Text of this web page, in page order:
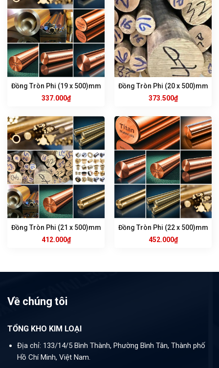
Đồng Tròn Phi (19 x 500)mm
337.000₫
Đồng Tròn Phi (20 x 500)mm
373.500₫
Đồng Tròn Phi (21 x 500)mm
412.000₫
Đồng Tròn Phi (22 x 500)mm
452.000₫
Về chúng tôi
TỔNG KHO KIM LOẠI
Địa chỉ: 133/14/5 Bình Thành, Phường Bình Tân, Thành phố
Hồ Chí Minh, Việt Nam.